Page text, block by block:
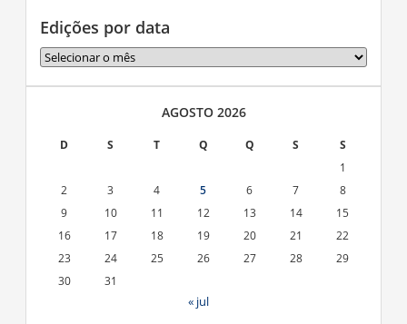
Edições por data
Edições
por
data
AGOSTO 2026
D S T Q Q S
S
1
2
3 4 5 6 7
8
9
10 11 12 13 14
15
16
17 18 19 20 21
22
23
24 25 26 27 28
29
30
31
« jul